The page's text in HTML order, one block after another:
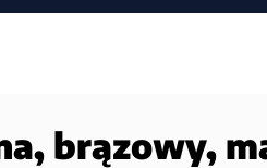
brązowy,